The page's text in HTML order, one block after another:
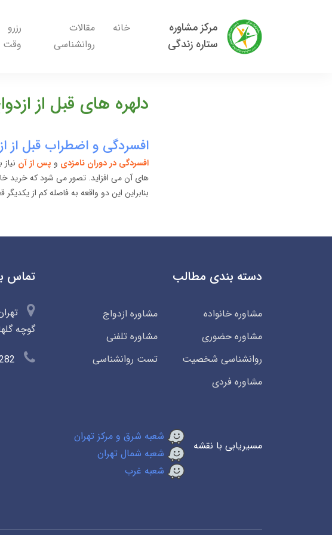
مرکز مشاوره
ستاره زندگی
خانه
مقالات
روانشناسی
رزرو
وقت
دلهره های قبل از
افسردگی و اضطراب قبل از
افسردگی در دوران نامزدی و پس از آن
های آن می افزاید. تصور می شود که خرید
بنابراین این دو واقعه به فاصله کم از
دسته بندی مطالب
مشاوره خانواده
مشاوره ازدواج
مشاوره حضوری
مشاوره تلفنی
روانشناسی شخصیت
تست روانشناسی
مشاوره فردی
مسیریابی با نقشه
شعبه شرق و مرکز تهران
شعبه شمال تهران
شعبه غرب
تماس
گوچه گلها،